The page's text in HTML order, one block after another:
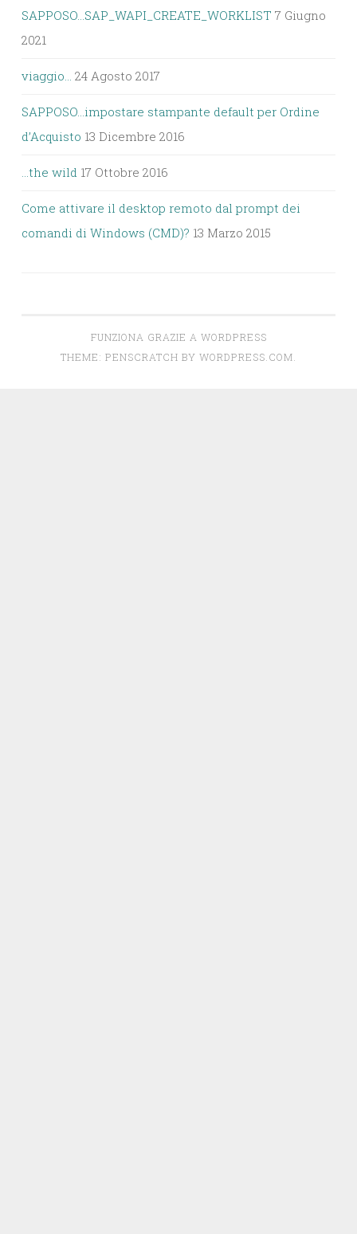
SAPPOSO…SAP_WAPI_CREATE_WORKLIST 7 Giugno
2021
viaggio… 24 Agosto 2017
SAPPOSO…impostare stampante default per Ordine
d’Acquisto 13 Dicembre 2016
…the wild 17 Ottobre 2016
Come attivare il desktop remoto dal prompt dei
comandi di Windows (CMD)? 13 Marzo 2015
FUNZIONA GRAZIE A WORDPRESS
THEME: PENSCRATCH BY WORDPRESS.COM